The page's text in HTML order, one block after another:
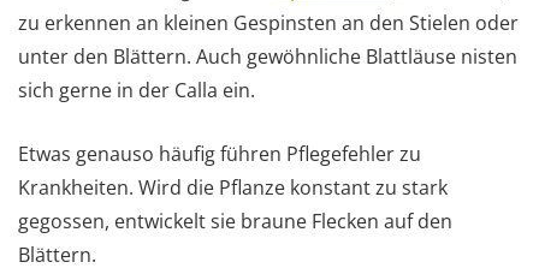
zu erkennen an kleinen Gespinsten an den Stielen oder
unter den Blättern. Auch gewöhnliche Blattläuse nisten
sich gerne in der Calla ein.
Etwas genauso häufig führen Pflegefehler zu
Krankheiten. Wird die Pflanze konstant zu stark
gegossen, entwickelt sie braune Flecken auf den
Blättern.